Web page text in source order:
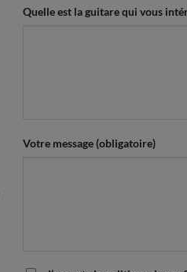
Quelle est la guitare qui vous
Votre message (obligatoire)